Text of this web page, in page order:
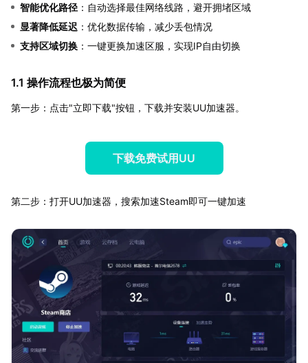
智能优化路径 ：自动选择最佳网络线路，避开拥堵区域
显著降低延迟 ：优化数据传输，减少丢包情况
支持区域切换 ：一键更换加速区服，实现IP自由切换
1.1 操作流程也极为简便
第一步：点击"立即下载"按钮，下载并安装UU加速器。
下载免费试用UU
第二步：打开UU加速器，搜索加速Steam即可一键加速